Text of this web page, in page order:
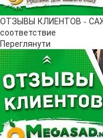
ОТЗЫВЫ КЛИЕНТОВ -
соответствие
Переглянути